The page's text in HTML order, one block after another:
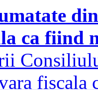
ca fiind